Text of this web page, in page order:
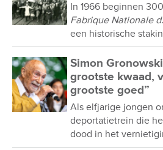
In 1966 beginnen
Fabrique Nationale
een historische
Simon
grootste kwaad,
grootste goed”
Als elfjarige jongen
deportatietrein die
dood in het